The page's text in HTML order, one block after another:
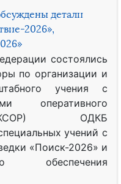
детали
2026»,
состоялись
по организации и
учения с
оперативного
ОДКБ
учений с
«Поиск-2026» и
обеспечения